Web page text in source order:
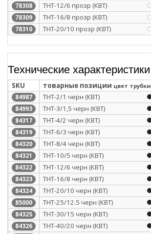
78308 ТНТ-12/6 прозр (КВТ)
78309 ТНТ-16/8 прозр (КВТ)
78310 ТНТ-20/10 прозр (КВТ)
Технические характеристики
SKU товарные позиции цвет трубки
84987 ТНТ-2/1 черн (КВТ)
84993 ТНТ-3/1,5 черн (КВТ)
84317 ТНТ-4/2 черн (КВТ)
84319 ТНТ-6/3 черн (КВТ)
84320 ТНТ-8/4 черн (КВТ)
84321 ТНТ-10/5 черн (КВТ)
84322 ТНТ-12/6 черн (КВТ)
84323 ТНТ-16/8 черн (КВТ)
84324 ТНТ-20/10 черн (КВТ)
85000 ТНТ-25/12.5 черн (КВТ)
84325 ТНТ-30/15 черн (КВТ)
84326 ТНТ-40/20 черн (КВТ)